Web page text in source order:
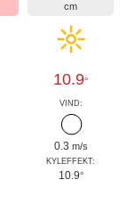
cm
10.9°
VIND:
0.3 m/s
KYLEFFEKT:
10.9°